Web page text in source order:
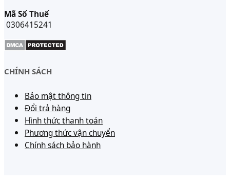
Mã Số Thuế
0306415241
CHÍNH SÁCH
Bảo mật thông tin
Đổi trả hàng
Hình thức thanh toán
Phương thức vận chuyển
Chính sách bảo hành